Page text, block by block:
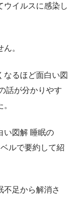
ウイルスに感染し
。
なるほど面白い図
話が分かりやす
い図解 睡眠の
ルで要約して紹
不足から解消さ